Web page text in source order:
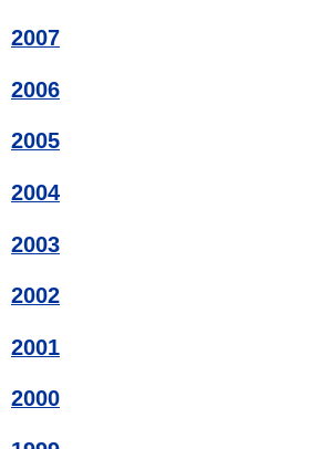
2007
2006
2005
2004
2003
2002
2001
2000